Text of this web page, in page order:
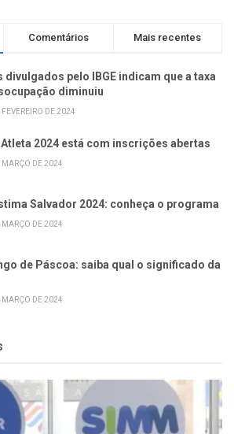
Comentários Mais recentes
divulgados pelo IBGE indicam que a taxa
diminuiu
DE 2024
2024 está com inscrições abertas
MARÇO DE 2024
Salvador 2024: conheça o programa
MARÇO DE 2024
de Páscoa: saiba qual o significado da
MARÇO DE 2024